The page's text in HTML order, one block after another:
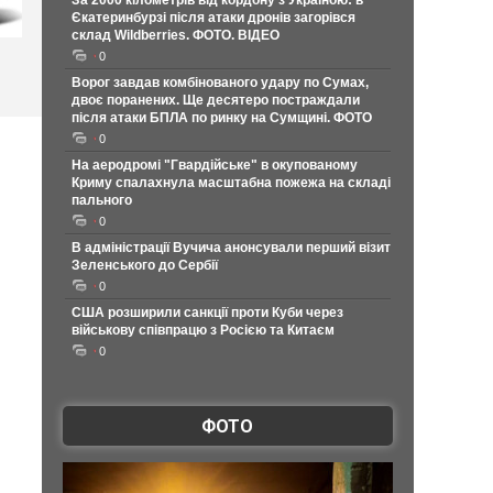
Єкатеринбурзі після атаки дронів загорівся
склад Wildberries. ФОТО. ВІДЕО
0
Ворог завдав комбінованого удару по Сумах,
двоє поранених. Ще десятеро постраждали
після атаки БПЛА по ринку на Сумщині. ФОТО
0
На аеродромі "Гвардійське" в окупованому
Криму спалахнула масштабна пожежа на складі
пального
0
В адміністрації Вучича анонсували перший візит
Зеленського до Сербії
0
США розширили санкції проти Куби через
військову співпрацю з Росією та Китаєм
0
ФОТО